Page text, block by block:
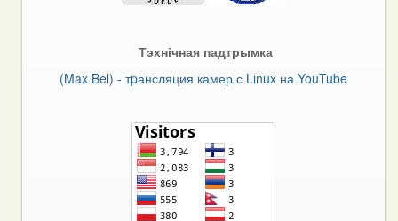
Тэхнічная падтрымка
(Max Bel) - тpансляция камер с Linux на YouTube